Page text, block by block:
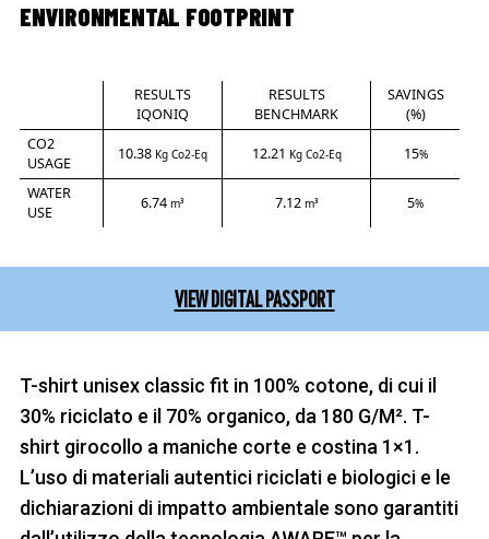
ENVIRONMENTAL FOOTPRINT
RESULTS
IQONIQ
RESULTS
BENCHMARK
SAVINGS
(%)
CO2
USAGE
10.38 Kg Co2-Eq 12.21 Kg Co2-Eq 15%
WATER
USE
6.74 m³ 7.12 m³ 5%
VIEW DIGITAL PASSPORT
T-shirt unisex classic fit in 100% cotone, di cui il
30% riciclato e il 70% organico, da 180 G/M². T-
shirt girocollo a maniche corte e costina 1×1.
L’uso di materiali autentici riciclati e biologici e le
dichiarazioni di impatto ambientale sono garantiti